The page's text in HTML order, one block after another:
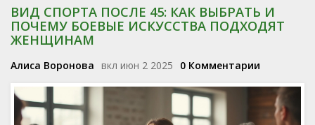
ВИД СПОРТА ПОСЛЕ 45: КАК ВЫБРАТЬ И
ПОЧЕМУ БОЕВЫЕ ИСКУССТВА ПОДХОДЯТ
ЖЕНЩИНАМ
Алиса Воронова вкл июн 2 2025 0 Комментарии